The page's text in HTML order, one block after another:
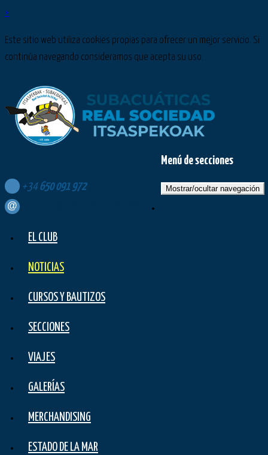
×
Este sitio web utiliza cookies propias para ofrecer un mejor servicio. Si
continúa navegando consideramos que acepta su uso.
+34 650 091 972
contacto@subacuaticasrealsociedad.com
Menú de secciones
Mostrar/ocultar navegación
EL CLUB
NOTICIAS
CURSOS Y BAUTIZOS
SECCIONES
VIAJES
GALERÍAS
MERCHANDISING
ESTADO DE LA MAR